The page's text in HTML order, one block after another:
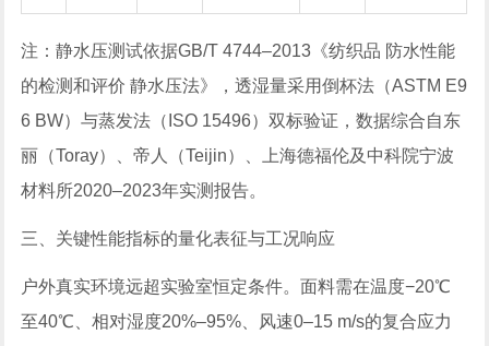
注：静水压测试依据GB/T 4744–2013《纺织品 防水性能
的检测和评价 静水压法》，透湿量采用倒杯法（ASTM E9
6 BW）与蒸发法（ISO 15496）双标验证，数据综合自东
丽（Toray）、帝人（Teijin）、上海德福伦及中科院宁波
材料所2020–2023年实测报告。
三、关键性能指标的量化表征与工况响应
户外真实环境远超实验室恒定条件。面料需在温度−20℃
至40℃、相对湿度20%–95%、风速0–15 m/s的复合应力